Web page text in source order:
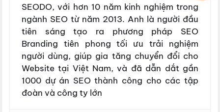
SEODO, với hơn 10 năm kinh nghiệm trong
ngành SEO từ năm 2013. Anh là người đầu
tiên sáng tạo ra phương pháp SEO
Branding tiên phong tối ưu trải nghiệm
người dùng, giúp gia tăng chuyển đổi cho
Website tại Việt Nam, và đã dẫn dắt gần
1000 dự án SEO thành công cho các tập
đoàn và công ty lớn